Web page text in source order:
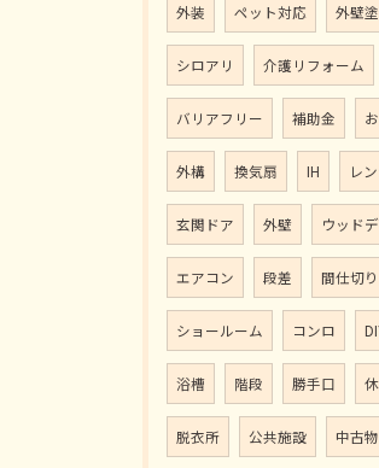
外装 ペット対応 外壁
シロアリ 介護リフォーム
バリアフリー 補助金
外構 換気扇 IH レ
玄関ドア 外壁 ウッド
エアコン 段差 間仕切り
ショールーム コンロ
浴槽 階段 勝手口
脱衣所 公共施設 中古